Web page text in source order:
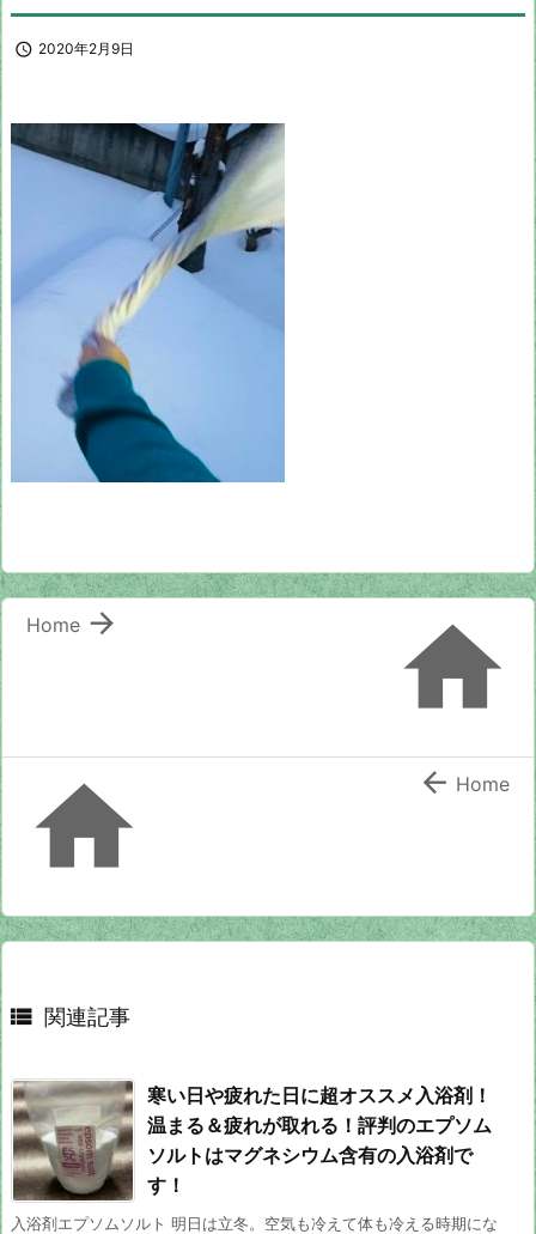
 2020年2月9日


Home
  Home
 関連記事
寒い日や疲れた日に超オススメ入浴剤！
温まる＆疲れが取れる！評判のエプソム
ソルトはマグネシウム含有の入浴剤で
す！
入浴剤エプソムソルト 明日は立冬。空気も冷えて体も冷える時期にな